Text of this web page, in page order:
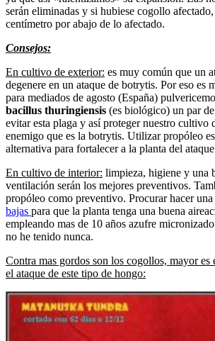
serán eliminadas y si hubiese cogollo
centímetro por abajo de lo afectado.
Consejos:
En cultivo de exterior: es muy común que un
degenere en un ataque de botrytis. Por eso es
para mediados de agosto (España)
bacillus thuringiensis (es biológico) un par
evitar esta plaga y así proteger nuestro cultivo
enemigo que es la botrytis. Utilizar propóleo
alternativa para fortalecer a la planta del
En cultivo de interior: limpieza, higiene y una
ventilación serán los mejores preventivos.
propóleo como preventivo. Procurar hacer una
bajas para que la planta tenga una buena
empleando mas de 10 años azufre
no he tenido nunca.
Contra mas gordos son los cogollos, mayor es
el ataque de este tipo de hongo: